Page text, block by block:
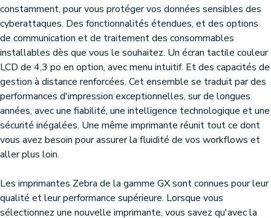
constamment, pour vous protéger vos données sensibles des
cyberattaques. Des fonctionnalités étendues, et des options
de communication et de traitement des consommables
installables dès que vous le souhaitez. Un écran tactile couleur
LCD de 4,3 po en option, avec menu intuitif. Et des capacités de
gestion à distance renforcées. Cet ensemble se traduit par des
performances d'impression exceptionnelles, sur de longues
années, avec une fiabilité, une intelligence technologique et une
sécurité inégalées. Une même imprimante réunit tout ce dont
vous avez besoin pour assurer la fluidité de vos workflows et
aller plus loin.
Les imprimantes Zebra de la gamme GX sont connues pour leur
qualité et leur performance supérieure. Lorsque vous
sélectionnez une nouvelle imprimante, vous savez qu'avec la